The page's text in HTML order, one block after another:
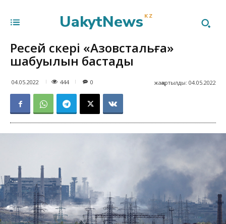
UakytNews KZ
Ресей әскері «Азовстальға»
шабуылын бастады
04.05.2022 444 жаңартылды: 04.05.2022
0